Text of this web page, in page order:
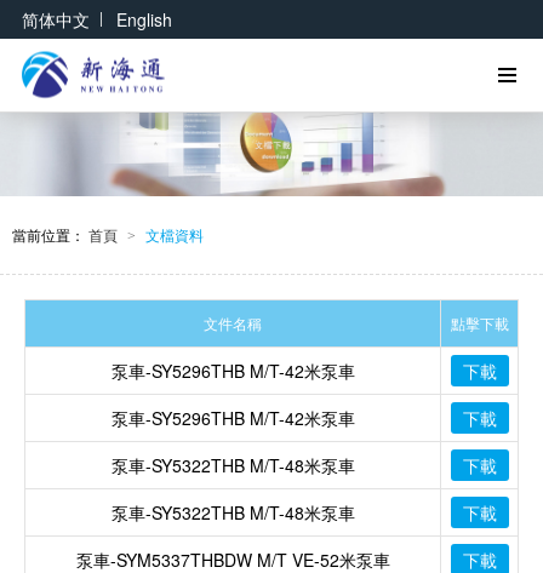
简体中文 | English
當前位置： 首頁 > 文檔資料
文件名稱 點擊下載
泵車-SY5296THB M/T-42米泵車
下載
泵車-SY5296THB M/T-42米泵車
下載
泵車-SY5322THB M/T-48米泵車
下載
泵車-SY5322THB M/T-48米泵車
下載
泵車-SYM5337THBDW M/T VE-52米泵車
下載